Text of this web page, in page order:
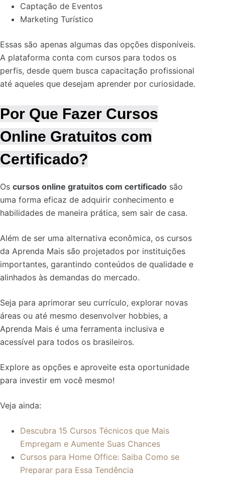
Captação de Eventos
Marketing Turístico
Essas são apenas algumas das opções disponíveis.
A plataforma conta com cursos para todos os
perfis, desde quem busca capacitação profissional
até aqueles que desejam aprender por curiosidade.
Por Que Fazer Cursos
Online Gratuitos com
Certificado?
Os cursos online gratuitos com certificado são
uma forma eficaz de adquirir conhecimento e
habilidades de maneira prática, sem sair de casa.
Além de ser uma alternativa econômica, os cursos
da Aprenda Mais são projetados por instituições
importantes, garantindo conteúdos de qualidade e
alinhados às demandas do mercado.
Seja para aprimorar seu currículo, explorar novas
áreas ou até mesmo desenvolver hobbies, a
Aprenda Mais é uma ferramenta inclusiva e
acessível para todos os brasileiros.
Explore as opções e aproveite esta oportunidade
para investir em você mesmo!
Veja ainda:
Descubra 15 Cursos Técnicos que Mais
Empregam e Aumente Suas Chances
Cursos para Home Office: Saiba Como se
Preparar para Essa Tendência